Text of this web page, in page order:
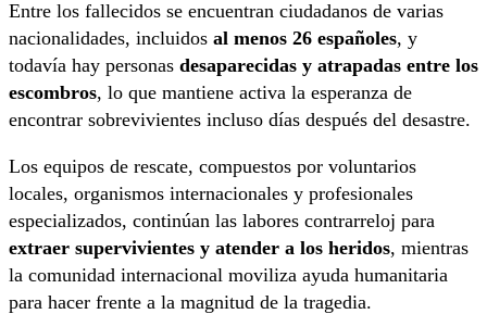
Entre los fallecidos se encuentran ciudadanos de varias
nacionalidades, incluidos al menos 26 españoles, y
todavía hay personas desaparecidas y atrapadas entre los
escombros, lo que mantiene activa la esperanza de
encontrar sobrevivientes incluso días después del desastre.
Los equipos de rescate, compuestos por voluntarios
locales, organismos internacionales y profesionales
especializados, continúan las labores contrarreloj para
extraer supervivientes y atender a los heridos, mientras
la comunidad internacional moviliza ayuda humanitaria
para hacer frente a la magnitud de la tragedia.